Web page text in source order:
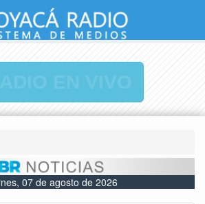
07 de agosto de 2026